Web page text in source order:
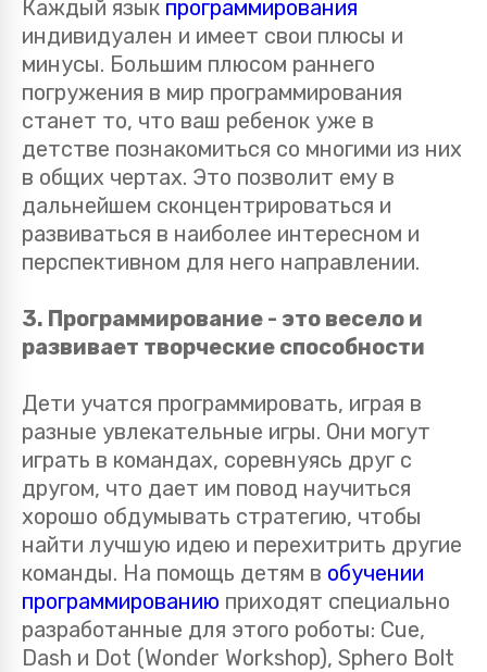
Каждый язык программирования
индивидуален и имеет свои плюсы и
минусы. Большим плюсом раннего
погружения в мир программирования
станет то, что ваш ребенок уже в
детстве познакомиться со многими из них
в общих чертах. Это позволит ему в
дальнейшем сконцентрироваться и
развиваться в наиболее интересном и
перспективном для него направлении.
3. Программирование - это весело и
развивает творческие способности
Дети учатся программировать, играя в
разные увлекательные игры. Они могут
играть в командах, соревнуясь друг с
другом, что дает им повод научиться
хорошо обдумывать стратегию, чтобы
найти лучшую идею и перехитрить другие
команды. На помощь детям в обучении
программированию приходят специально
разработанные для этого роботы: Cue,
Dash и Dot (Wonder Workshop), Sphero Bolt